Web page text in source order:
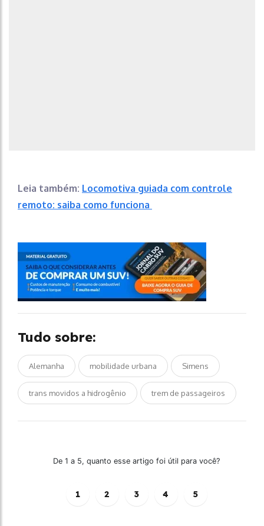
Leia também: Locomotiva guiada com controle
remoto: saiba como funciona
Tudo sobre:
Alemanha mobilidade urbana Simens
trans movidos a hidrogênio trem de passageiros
De 1 a 5, quanto esse artigo foi útil para você?
1 2 3 4 5